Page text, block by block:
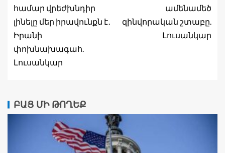
համար վրեժխնդիր
լինելը մեր իրավունքն է․
Իրանի
փոխնախագահ.
Լուսանկար
ամենամեծ
զինվորական շտաբը.
Լուսանկար
ԲԱՑ ՄԻ ԹՈՂԵՔ